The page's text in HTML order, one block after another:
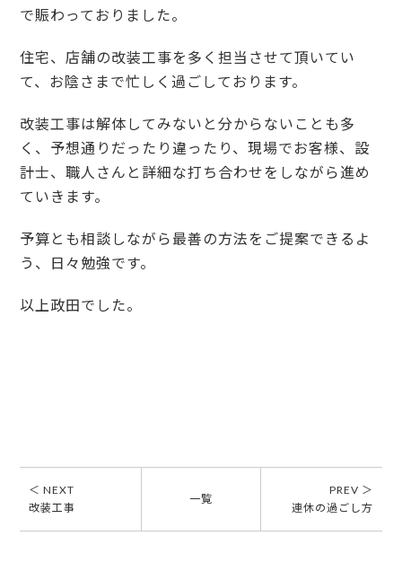
で賑わっておりました。
住宅、店舗の改装工事を多く担当させて頂いてい
て、お陰さまで忙しく過ごしております。
改装工事は解体してみないと分からないことも多
く、予想通りだったり違ったり、現場でお客様、設
計士、職人さんと詳細な打ち合わせをしながら進め
ていきます。
予算とも相談しながら最善の方法をご提案できるよ
う、日々勉強です。
以上政田でした。
＜ NEXT
改装工事
一覧
PREV ＞
連休の過ごし方